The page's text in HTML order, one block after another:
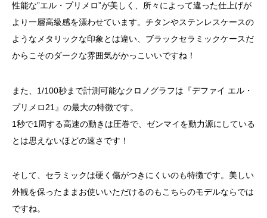
性能な”エル・プリメロ”が美しく、所々によって違った仕上げが
より一層高級感を漂わせています。チタンやステンレスケースの
ようなメタリックな印象とは違い、ブラックセラミックケースだ
からこそのダークな雰囲気がかっこいいですね！
また、1/100秒まで計測可能なクロノグラフは『デファイ エル・
プリメロ21』の最大の特徴です。
1秒で1周する高速の動きは圧巻で、ゼンマイを動力源にしている
とは思えないほどの速さです！
そして、セラミックは硬く傷がつきにくいのも特徴です。美しい
外観を保ったままお使いいただけるのもこちらのモデルならでは
ですね。